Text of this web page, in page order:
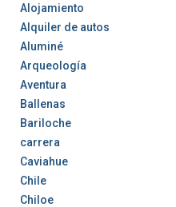
Alojamiento
Alquiler de autos
Aluminé
Arqueología
Aventura
Ballenas
Bariloche
carrera
Caviahue
Chile
Chiloe